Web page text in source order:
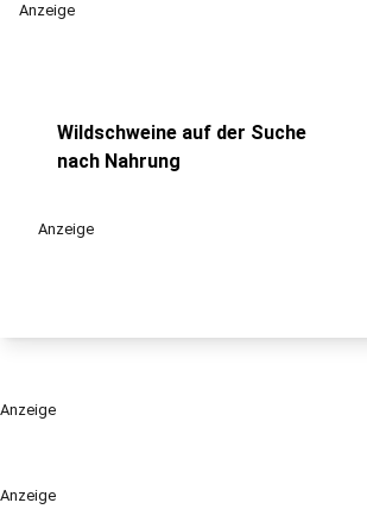
Anzeige
Anzeige
Wildschweine auf der Suche
nach Nahrung
Anzeige
Anzeige